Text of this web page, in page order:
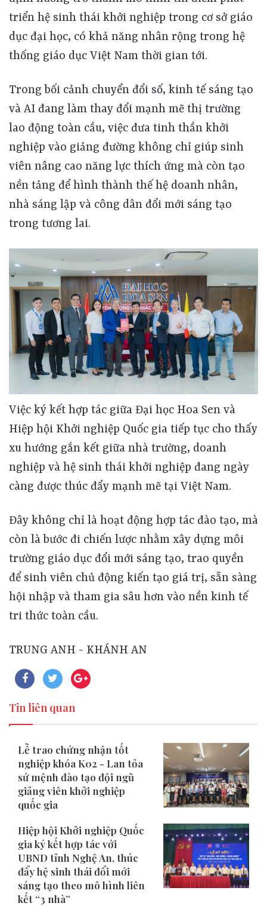
triển hệ sinh thái khởi nghiệp trong cơ sở giáo
dục đại học, có khả năng nhân rộng trong hệ
thống giáo dục Việt Nam thời gian tới.
Trong bối cảnh chuyển đổi số, kinh tế sáng tạo
và AI đang làm thay đổi mạnh mẽ thị trường
lao động toàn cầu, việc đưa tinh thần khởi
nghiệp vào giảng đường không chỉ giúp sinh
viên nâng cao năng lực thích ứng mà còn tạo
nền tảng để hình thành thế hệ doanh nhân,
nhà sáng lập và công dân đổi mới sáng tạo
trong tương lai.
Việc ký kết hợp tác giữa Đại học Hoa Sen và
Hiệp hội Khởi nghiệp Quốc gia tiếp tục cho thấy
xu hướng gắn kết giữa nhà trường, doanh
nghiệp và hệ sinh thái khởi nghiệp đang ngày
càng được thúc đẩy mạnh mẽ tại Việt Nam.
Đây không chỉ là hoạt động hợp tác đào tạo, mà
còn là bước đi chiến lược nhằm xây dựng môi
trường giáo dục đổi mới sáng tạo, trao quyền
để sinh viên chủ động kiến tạo giá trị, sẵn sàng
hội nhập và tham gia sâu hơn vào nền kinh tế
tri thức toàn cầu.
TRUNG ANH - KHÁNH AN
Tin liên quan
Lễ trao chứng nhận tốt
nghiệp khóa K02 - Lan tỏa
sứ mệnh đào tạo đội ngũ
giảng viên khởi nghiệp
quốc gia
​Hiệp hội Khởi nghiệp Quốc
gia ký kết hợp tác với
UBND tỉnh Nghệ An, thúc
đẩy hệ sinh thái đổi mới
sáng tạo theo mô hình liên
kết “3 nhà”